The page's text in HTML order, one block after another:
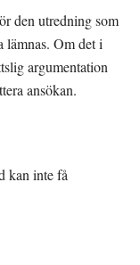
den utredning som
lämnas. Om det i
argumentation
ansökan.
kan inte få